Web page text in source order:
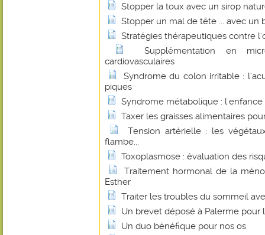
Stopper la toux avec un sirop
Stopper un mal de tête ... avec un
Stratégies thérapeutiques contre
Supplémentation en
cardiovasculaires
Syndrome du colon irritable :
piques
Syndrome métabolique :
Taxer les graisses alimentaires
Tension artérielle : les
flambe...
Toxoplasmose : évaluation des
Traitement hormonal de la
Esther
Traiter les troubles du sommeil
Un brevet déposé à Palerme pour
Un duo bénéfique pour nos os